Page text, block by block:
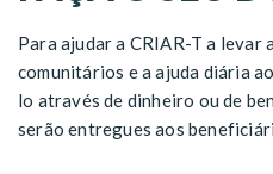
Para ajudar a CRIAR-T a
comunitários e a ajuda diária
lo através de dinheiro ou de
serão entregues aos